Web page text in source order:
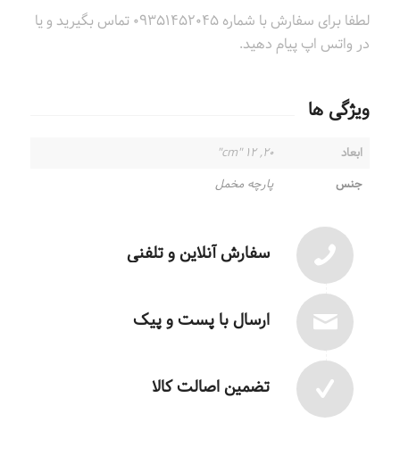
لطفا برای سفارش با شماره ۰۹۳۵۱۴۵۲۰۴۵ تماس بگیرید و یا
در واتس اپ پیام دهید.
ویژگی ها
ابعاد
۲۰, ۱۲ "cm"
جنس
پارچه مخمل
سفارش آنلاین و تلفنی
ارسال با پست و پیک
تضمین اصالت کالا